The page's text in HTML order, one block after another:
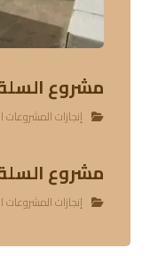
مشروع السلة
إنجازات المشروعات
مشروع السلة
إنجازات المشروعات